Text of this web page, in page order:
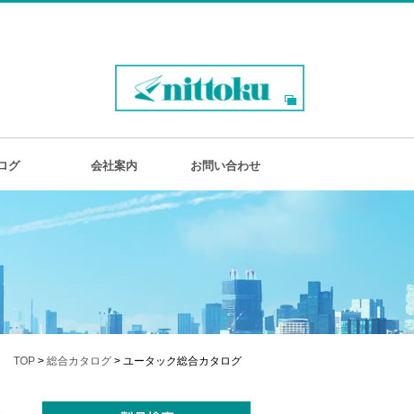
グ 会社案内 お問い合わせ
TOP > 総合カタログ > ユータック総合カタログ